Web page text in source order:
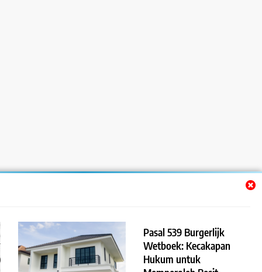
Pasal 539 Burgerlijk
Wetboek: Kecakapan
Hukum untuk